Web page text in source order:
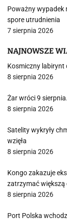
Poważny wypadek
spore utrudnienia
7 sierpnia 2026
NAJNOWSZE
Kosmiczny
8 sierpnia 2026
Żar wróci 9
8 sierpnia 2026
Satelity wykryły
wzięła
8 sierpnia 2026
Kongo zakazuje
zatrzymać
8 sierpnia 2026
Port Polska